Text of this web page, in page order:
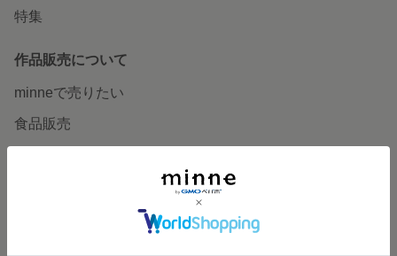
特集
作品販売について
minneで売りたい
食品販売